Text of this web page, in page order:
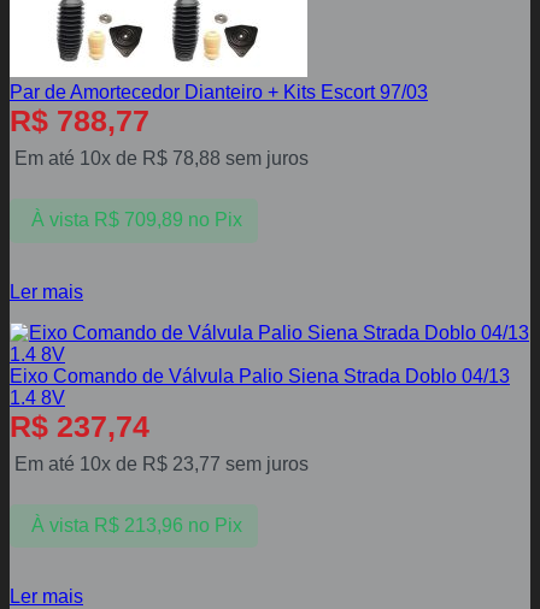
Par de Amortecedor Dianteiro + Kits Escort 97/03
R$ 788,77
Em até 10x de R$ 78,88 sem juros
À vista R$709,89 no Pix
Ler mais
Eixo Comando de Válvula Palio Siena Strada Doblo 04/13
1.4 8V
R$ 237,74
Em até 10x de R$ 23,77 sem juros
À vista R$213,96 no Pix
Ler mais